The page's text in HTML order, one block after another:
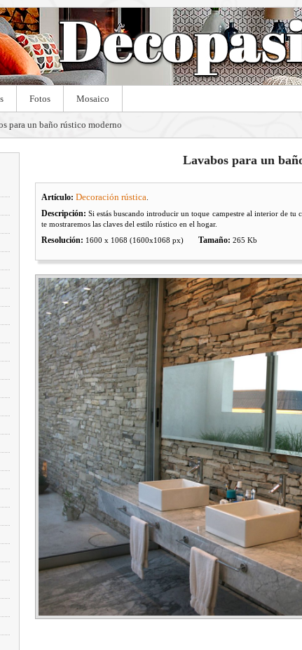
Fotos Mosaico
para un baño rústico moderno
Lavabos para un
Artículo: Decoración rústica.
Descripción: Si estás buscando introducir un toque campestre al interior de
te mostraremos las claves del estilo rústico en el hogar.
Resolución: 1600 x 1068 (1600x1068 px) Tamaño: 265 Kb